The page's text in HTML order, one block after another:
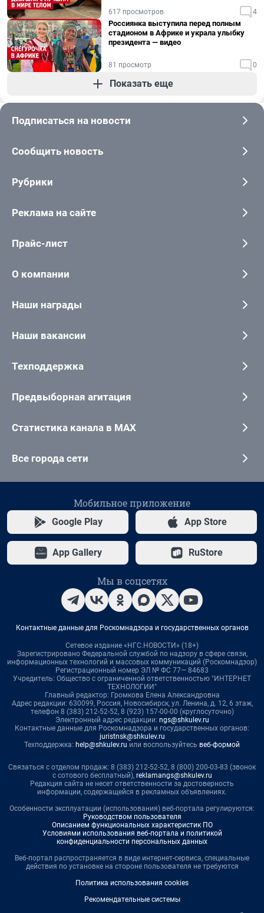
617 просмотров 4
Россиянка выступила перед полным
стадионом в Африке и украла улыбку
президента — видео
81 просмотр 0
Показать еще
Подписаться на новости
Сообщить новость
Рубрики
Реклама на сайте
Прайс-лист
О компании
Наши награды
Наши вакансии
Техподдержка
Предвыборная агитация
Статистика канала в MAX
Все города сети
Мобильное приложение
Google Play App Store
App Gallery RuStore
Мы в соцсетях
Контактные данные для Роскомнадзора и государственных органов
Сетевое издание «НГС.НОВОСТИ» (18+)
Зарегистрировано Федеральной службой по надзору в сфере связи,
информационных технологий и массовых коммуникаций (Роскомнадзор)
Регистрационный номер ЭЛ № ФС 77— 84683
Учредитель: Общество с ограниченной ответственностью "ИНТЕРНЕТ
ТЕХНОЛОГИИ"
Главный редактор: Громкова Елена Александровна
Адрес редакции: 630099, Россия, Новосибирск, ул. Ленина, д. 12, 6 этаж,
телефон 8 (383) 212-52-52, 8 (923) 157-00-00 (круглосуточно)
Электронный адрес редакции: ngs@shkulev.ru
Контактные данные для Роскомнадзора и государственных органов:
juristnsk@shkulev.ru
Техподдержка: help@shkulev.ru или воспользуйтесь веб-формой
Связаться с отделом продаж: 8 (383) 212-52-52, 8 (800) 200-03-83 (звонок
с сотового бесплатный), reklamangs@shkulev.ru
Редакция сайта не несет ответственности за достоверность
информации, содержащейся в рекламных объявлениях.
Особенности эксплуатации (использования) веб-портала регулируются:
Руководством пользователя
Описанием функциональных характеристик ПО
Условиями использования веб-портала и политикой
конфиденциальности персональных данных
Веб-портал распространяется в виде интернет-сервиса, специальные
действия по установке на стороне пользователя не требуются
Политика использования cookies
Рекомендательные системы